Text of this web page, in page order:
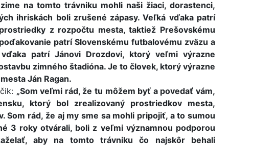
na tomto trávniku mohli naši žiaci, dorastenci,
ihriskách boli zrušené zápasy. Veľká vďaka patrí
z rozpočtu mesta, taktiež Prešovskému
patrí Slovenskému futbalovému zväzu a
patrí Jánovi Drozdovi, ktorý veľmi výrazne
zimného štadióna. Je to človek, ktorý výrazne
Ján Ragan.
„Som veľmi rád, že tu môžem byť a povedať vám,
ktorý bol zrealizovaný prostriedkov mesta,
Som rád, že aj my sme sa mohli pripojiť, a to sumou
3 roky otvárali, boli z veľmi významnou podporou
aby na tomto trávniku čo najskôr behali